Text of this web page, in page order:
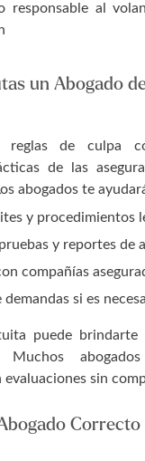
responsable al
un Abogado
reglas de culpa
de las
abogados te
y procedimientos
y reportes de
compañías
demandas si es
puede brindarte
Muchos
evaluaciones sin
Correcto